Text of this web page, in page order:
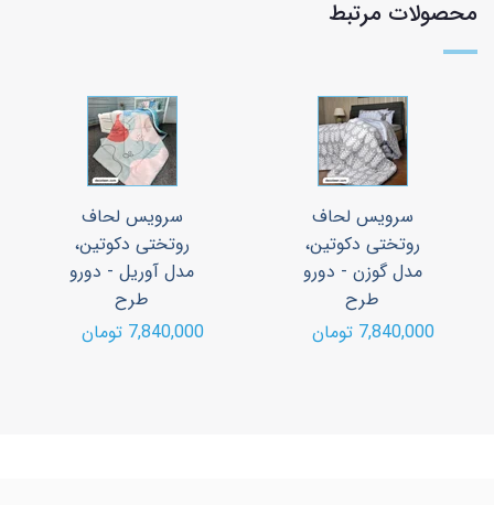
محصولات مرتبط
سرویس لحاف
روتختی دکوتین،
مدل گوزن - دورو
طرح
7,840,000 تومان
سرویس لحاف
روتختی دکوتین،
مدل آوریل - دورو
طرح
7,840,000 تومان